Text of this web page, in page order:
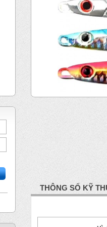
THÔNG SỐ KỸ